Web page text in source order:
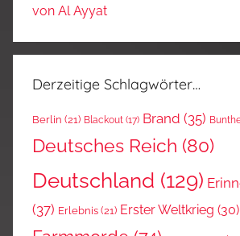
von Al Ayyat
Derzeitige Schlagwörter…
Berlin (21) Blackout (17) Brand (35)
Deutsches Reich (80)
Deutschland (129)
(37) Erlebnis (21) Erster Weltkrieg (30)